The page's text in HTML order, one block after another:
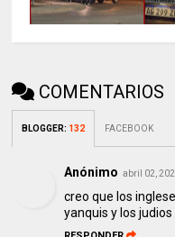
COMENTARIOS
BLOGGER: 132 FACEBOOK
Anónimo abril 02,
creo que los
yanquis y los